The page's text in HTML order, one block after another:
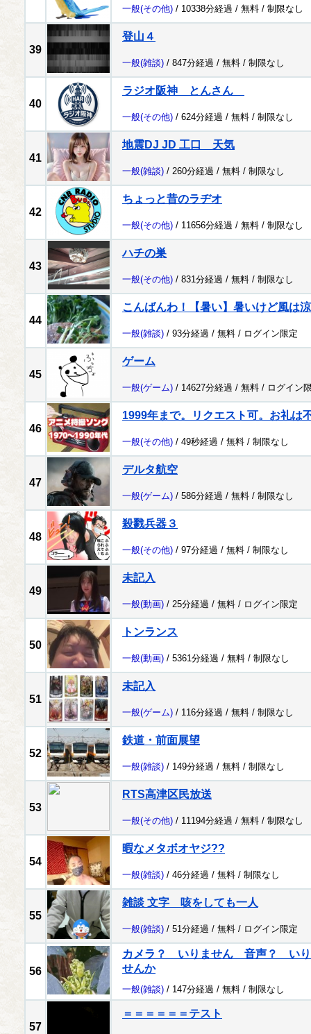
一般(その他) / 10338分経過 / 無料 / 制限なし
39
登山４
一般(雑談) / 847分経過 / 無料 / 制限なし
40
ラジオ阪神 とんさん
一般(その他) / 624分経過 / 無料 / 制限なし
41
地震DJ JD 工口 天気
一般(雑談) / 260分経過 / 無料 / 制限なし
42
ちょっと昔のラヂオ
一般(その他) / 11656分経過 / 無料 / 制限なし
43
ハチの巣
一般(その他) / 831分経過 / 無料 / 制限なし
44
こんばんわ！【暑い】暑いけど風は
一般(雑談) / 93分経過 / 無料 / ログイン限定
45
ゲーム
一般(ゲーム) / 14627分経過 / 無料 / ログイン
46
1999年まで。リクエスト可。お礼は
一般(その他) / 49秒経過 / 無料 / 制限なし
47
デルタ航空
一般(ゲーム) / 586分経過 / 無料 / 制限なし
48
殺戮兵器３
一般(その他) / 97分経過 / 無料 / 制限なし
49
未記入
一般(動画) / 25分経過 / 無料 / ログイン限定
50
トンランス
一般(動画) / 5361分経過 / 無料 / 制限なし
51
未記入
一般(ゲーム) / 116分経過 / 無料 / 制限なし
52
鉄道・前面展望
一般(雑談) / 149分経過 / 無料 / 制限なし
53
RTS高津区民放送
一般(その他) / 11194分経過 / 無料 / 制限なし
54
暇なメタボオヤジ??
一般(雑談) / 46分経過 / 無料 / 制限なし
55
雑談 文字 咳をしても一人
一般(雑談) / 51分経過 / 無料 / ログイン限定
56
カメラ？ いりません 音声？ いり
せんか
一般(雑談) / 147分経過 / 無料 / 制限なし
57
＝＝＝＝＝＝テスト